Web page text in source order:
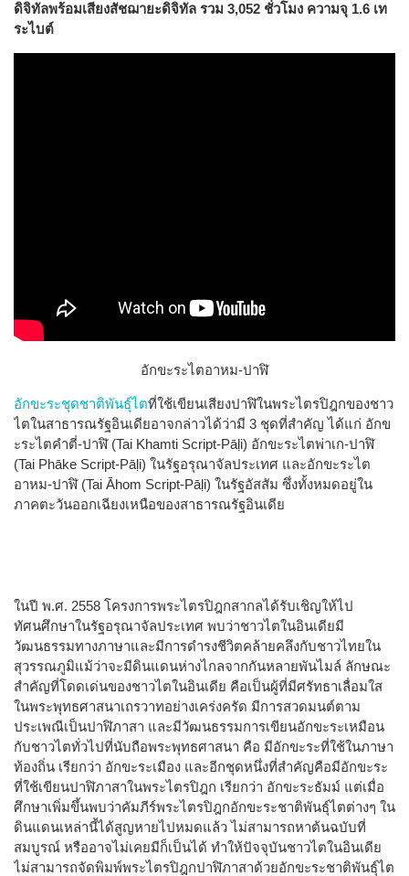
ดิจิทัลพร้อมเสียงสัชฌายะดิจิทัล รวม 3,052 ชั่วโมง ความจุ 1.6 เท
ระไบต์
อักขะระไตอาหม-ปาฬิ
อักขะระชุดชาติพันธุ์ไตที่ใช้เขียนเสียงปาฬิในพระไตรปิฎกของชาว
ไตในสาธารณรัฐอินเดียอาจกล่าวได้ว่ามี 3 ชุดที่สำคัญ ได้แก่ อักข
ะระไตคำตี่-ปาฬิ (Tai Khamti Script-Pāḷi) อักขะระไตพ่าเก-ปาฬิ
(Tai Phāke Script-Pāḷi) ในรัฐอรุณาจัลประเทศ และอักขะระไต
อาหม-ปาฬิ (Tai Āhom Script-Pāḷi) ในรัฐอัสสัม ซึ่งทั้งหมดอยู่ใน
ภาคตะวันออกเฉียงเหนือของสาธารณรัฐอินเดีย
ในปี พ.ศ. 2558 โครงการพระไตรปิฎกสากลได้รับเชิญให้ไป
ทัศนศึกษาในรัฐอรุณาจัลประเทศ พบว่าชาวไตในอินเดียมี
วัฒนธรรมทางภาษาและมีการดำรงชีวิตคล้ายคลึงกับชาวไทยใน
สุวรรณภูมิแม้ว่าจะมีดินแดนห่างไกลจากกันหลายพันไมล์ ลักษณะ
สำคัญที่โดดเด่นของชาวไตในอินเดีย คือเป็นผู้ที่มีศรัทธาเลื่อมใส
ในพระพุทธศาสนาเถรวาทอย่างเคร่งครัด มีการสวดมนต์ตาม
ประเพณีเป็นปาฬิภาสา และมีวัฒนธรรมการเขียนอักขะระเหมือน
กับชาวไตทั่วไปที่นับถือพระพุทธศาสนา คือ มีอักขะระที่ใช้ในภาษา
ท้องถิ่น เรียกว่า อักขะระเมือง และอีกชุดหนึ่งที่สำคัญคือมีอักขะระ
ที่ใช้เขียนปาฬิภาสาในพระไตรปิฎก เรียกว่า อักขะระธัมม์ แต่เมื่อ
ศึกษาเพิ่มขึ้นพบว่าคัมภีร์พระไตรปิฎกอักขะระชาติพันธุ์ไตต่างๆ ใน
ดินแดนเหล่านี้ได้สูญหายไปหมดแล้ว ไม่สามารถหาต้นฉบับที่
สมบูรณ์ หรืออาจไม่เคยมีก็เป็นได้ ทำให้ปัจจุบันชาวไตในอินเดีย
ไม่สามารถจัดพิมพ์พระไตรปิฎกปาฬิภาสาด้วยอักขะระชาติพันธุ์ไต